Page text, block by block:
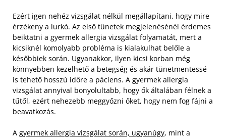
Ezért igen nehéz vizsgálat nélkül megállapítani, hogy mire
érzékeny a lurkó. Az első tünetek megjelenésénél érdemes
beiktatni a gyermek allergia vizsgálat folyamatát, mert a
kicsiknél komolyabb probléma is kialakulhat belőle a
későbbiek során. Ugyanakkor, ilyen kicsi korban még
könnyebben kezelhető a betegség és akár tünetmentessé
is tehető hosszú időre a páciens. A gyermek allergia
vizsgálat annyival bonyolultabb, hogy ők általában félnek a
tűtől, ezért nehezebb meggyőzni őket, hogy nem fog fájni a
beavatkozás.
A gyermek allergia vizsgálat során, ugyanúgy, mint a